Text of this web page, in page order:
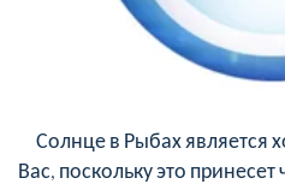
Солнце в Рыбах является хорошей новостью для
Вас, поскольку это